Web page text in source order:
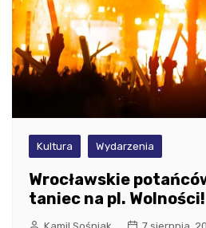
Kultura Wydarzenia
Wrocławskie
taniec na pl. Wolności!